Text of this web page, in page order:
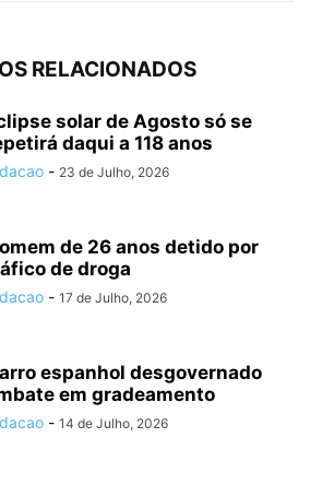
RELACIONADOS
solar de Agosto só se
daqui a 118 anos
- 23 de Julho, 2026
de 26 anos detido por
de droga
- 17 de Julho, 2026
espanhol desgovernado
em gradeamento
- 14 de Julho, 2026